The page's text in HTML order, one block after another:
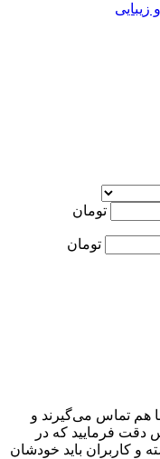
تومان
تومان
هم تماس می‌گیرند و
دقت فرمایید که در
و کاربران باید خودشان